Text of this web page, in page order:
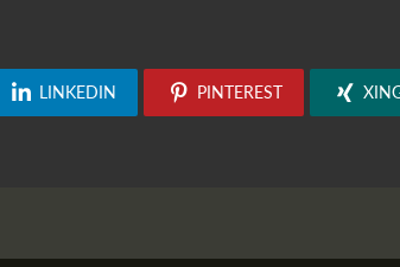
LINKEDIN PINTEREST